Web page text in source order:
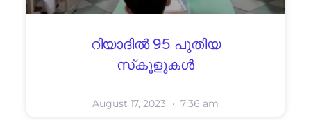
റിയാദിൽ 95 പുതിയ
സ്‌കൂളുകൾ
August 17, 2023 7:36 am